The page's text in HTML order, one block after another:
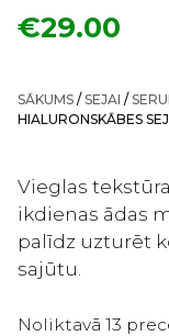
€29.00
SĀKUMS / SEJAI /
HIALURONSKĀBES
Vieglas
ikdienas ādas
palīdz uzturēt
sajūtu.
Noliktavā 13